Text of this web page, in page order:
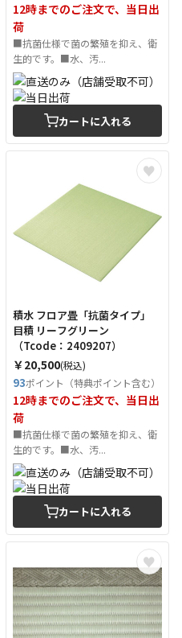
12時までのご注文で、当日出
荷
■抗菌仕様で菌の繁殖を抑え、衛
生的です。■水、汚...
カートに入れる
積水 フロア畳「抗菌タイプ」
目積 リーフグリーン
（Tcode：2409207）
￥20,500(税込)
93ポイント（特典ポイント含む）
12時までのご注文で、当日出
荷
■抗菌仕様で菌の繁殖を抑え、衛
生的です。■水、汚...
カートに入れる